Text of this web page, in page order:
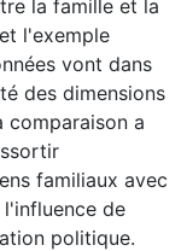
la famille et la
l'exemple
vont dans
des dimensions
comparaison a
familiaux avec
de
politique.